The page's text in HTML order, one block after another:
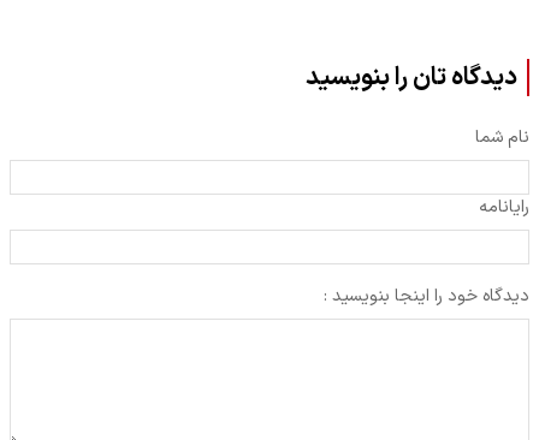
دیدگاه تان را بنویسید
نام شما
رایانامه
دیدگاه خود را اینجا بنویسید :